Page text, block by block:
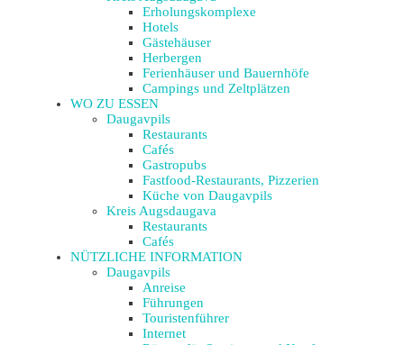
Erholungskomplexe
Hotels
Gästehäuser
Herbergen
Ferienhäuser und Bauernhöfe
Campings und Zeltplätzen
WO ZU ESSEN
Daugavpils
Restaurants
Cafés
Gastropubs
Fastfood-Restaurants, Pizzerien
Küche von Daugavpils
Kreis Augsdaugava
Restaurants
Cafés
NÜTZLICHE INFORMATION
Daugavpils
Anreise
Führungen
Touristenführer
Internet